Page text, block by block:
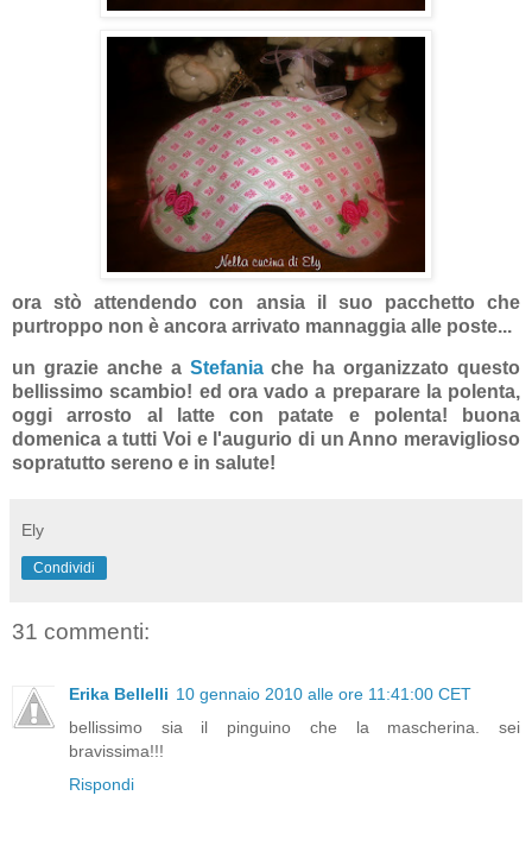
ora stò attendendo con ansia il suo pacchetto che
purtroppo non è ancora arrivato mannaggia alle poste...
un grazie anche a Stefaniache ha organizzato questo
bellissimo scambio! ed ora vado a preparare la polenta,
oggi arrosto al latte con patate e polenta! buona
domenica a tutti Voi e l'augurio di un Anno meraviglioso
sopratutto sereno e in salute!
Ely
Condividi
31 commenti:
Erika Bellelli 10 gennaio 2010 alle ore 11:41:00 CET
bellissimo sia il pinguino che la mascherina. sei
bravissima!!!
Rispondi